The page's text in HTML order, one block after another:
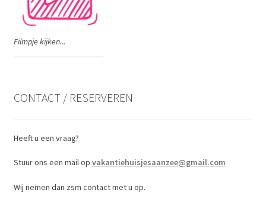
Filmpje kijken...
CONTACT / RESERVEREN
Heeft u een vraag?
Stuur ons een mail op vakantiehuisjesaanzee@gmail.com
Wij nemen dan zsm contact met u op.